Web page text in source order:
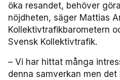
Tillgänglighets­nätverket
Tillgänglighets­nätverket
Trafikutvecklar­nätverket
Trafikutvecklar­nätverket
Trafikutvecklar­nätverket
Trygghets­nätverket 2025
Trygghets­nätverket 2024
Trygghets­nätverket 2023
öka resandet, behöver
nöjdheten, säger Mattias
Kollektivtrafikbarometern
Svensk Kollektivtrafik.
– Vi har hittat många
denna samverkan men